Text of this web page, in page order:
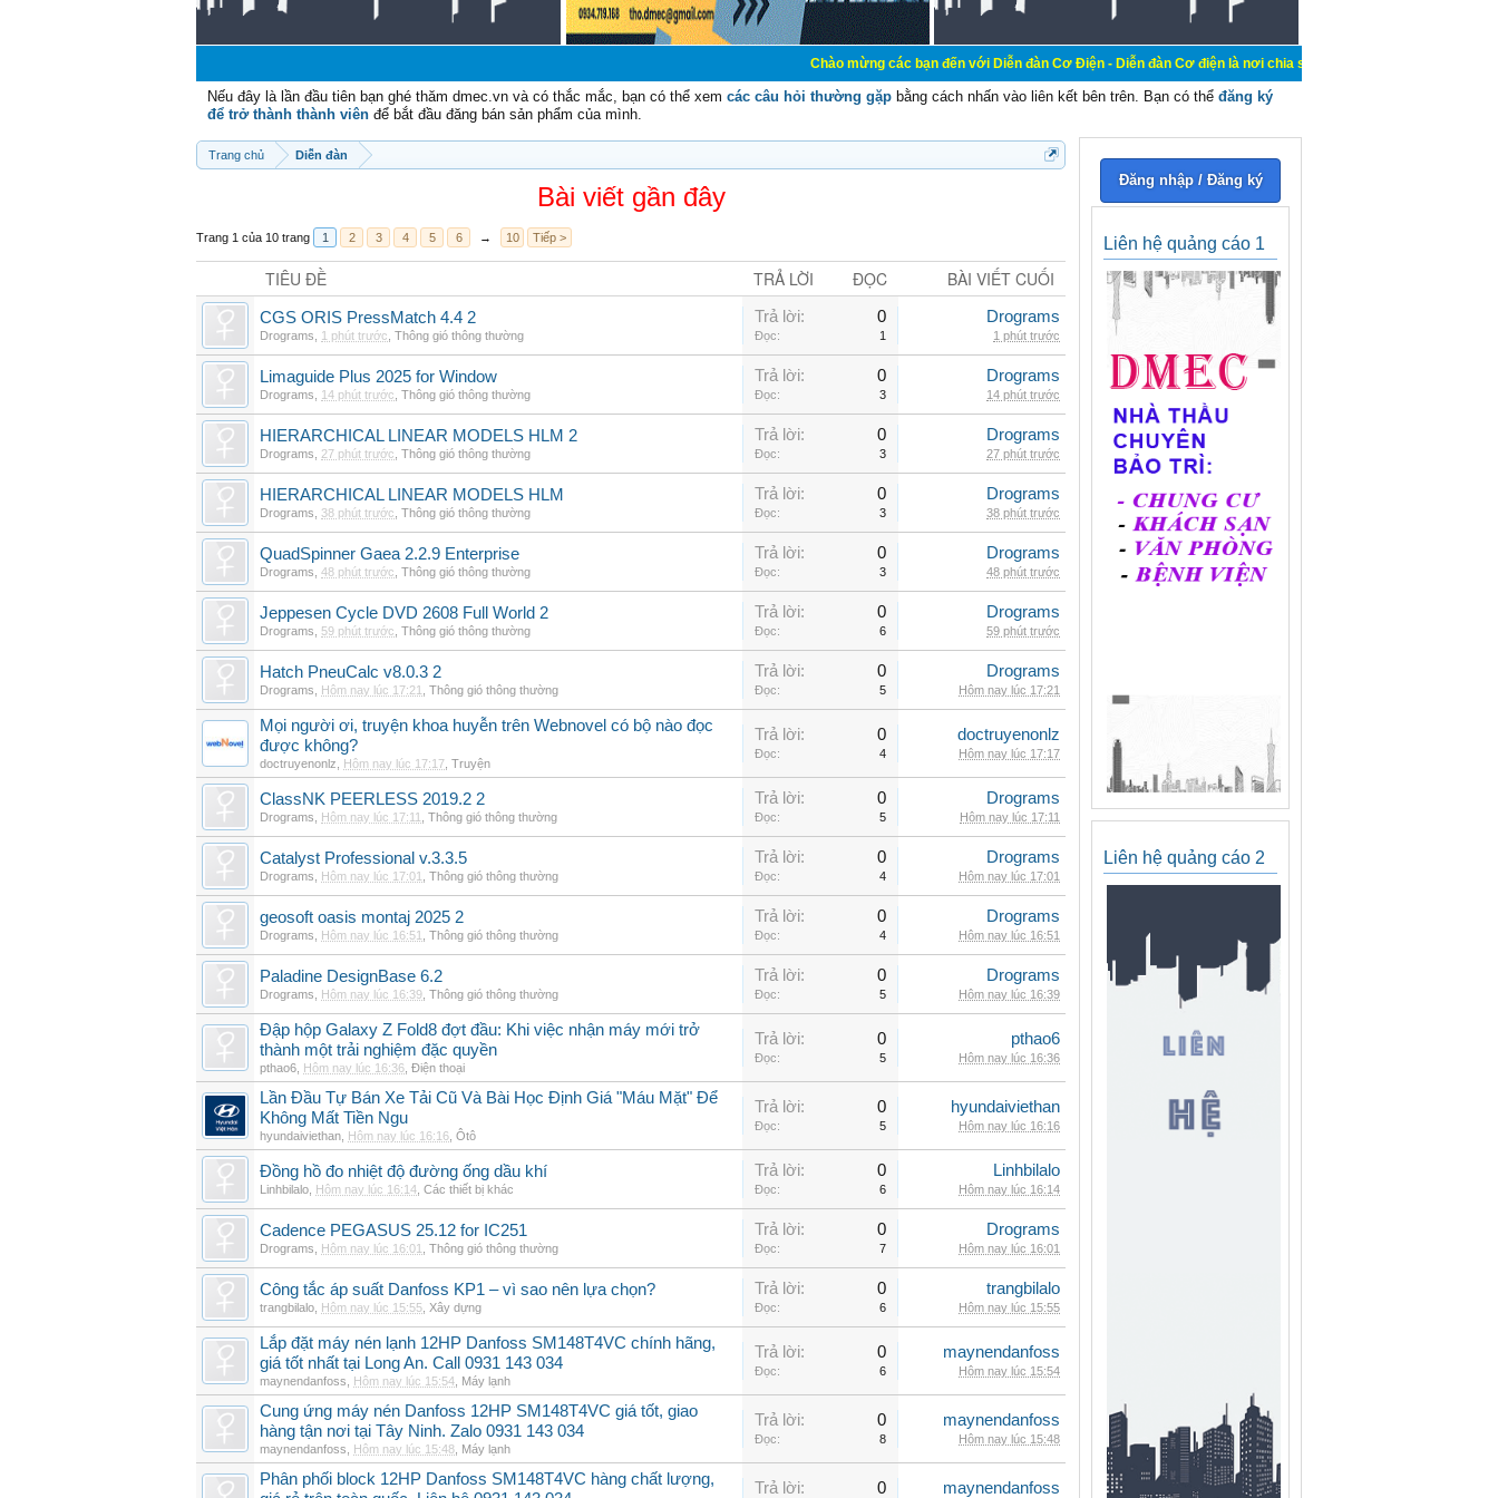
Chào mừng các bạn đến với Diễn đàn Cơ Điện - Diễn đàn Cơ điện là nơi chia sẽ kiến thức kinh nghiệm trong lãnh vực
Nếu đây là lần đầu tiên bạn ghé thăm dmec.vn và có thắc mắc, bạn có thể xem các câu hỏi thường gặp bằng cách nhấn vào liên kết bên trên. Bạn có thể đăng ký
để trở thành thành viên để bắt đầu đăng bán sản phẩm của mình.
Trang chủ Diễn đàn
Bài viết gần đây
Trang 1 của 10 trang 1 2 3 4 5 6 → 10 Tiếp >
TIÊU ĐỀ TRẢ LỜI ĐỌC BÀI VIẾT CUỐI
CGS ORIS PressMatch 4.4 2
Drograms 1 phút trước Thông gió thông thường
Trả lời: 0
Đọc: 1
Drograms
1 phút trước
Limaguide Plus 2025 for Window
Drograms 14 phút trước Thông gió thông thường
Trả lời: 0
Đọc: 3
Drograms
14 phút trước
HIERARCHICAL LINEAR MODELS HLM 2
Drograms 27 phút trước Thông gió thông thường
Trả lời: 0
Đọc: 3
Drograms
27 phút trước
HIERARCHICAL LINEAR MODELS HLM
Drograms 38 phút trước Thông gió thông thường
Trả lời: 0
Đọc: 3
Drograms
38 phút trước
QuadSpinner Gaea 2.2.9 Enterprise
Drograms 48 phút trước Thông gió thông thường
Trả lời: 0
Đọc: 3
Drograms
48 phút trước
Jeppesen Cycle DVD 2608 Full World 2
Drograms 59 phút trước Thông gió thông thường
Trả lời: 0
Đọc: 6
Drograms
59 phút trước
Hatch PneuCalc v8.0.3 2
Drograms Hôm nay lúc 17:21 Thông gió thông thường
Trả lời: 0
Đọc: 5
Drograms
Hôm nay lúc 17:21
Mọi người ơi, truyện khoa huyễn trên Webnovel có bộ nào đọc
được không?
doctruyenonlz Hôm nay lúc 17:17 Truyện
Trả lời: 0
Đọc: 4
doctruyenonlz
Hôm nay lúc 17:17
ClassNK PEERLESS 2019.2 2
Drograms Hôm nay lúc 17:11 Thông gió thông thường
Trả lời: 0
Đọc: 5
Drograms
Hôm nay lúc 17:11
Catalyst Professional v.3.3.5
Drograms Hôm nay lúc 17:01 Thông gió thông thường
Trả lời: 0
Đọc: 4
Drograms
Hôm nay lúc 17:01
geosoft oasis montaj 2025 2
Drograms Hôm nay lúc 16:51 Thông gió thông thường
Trả lời: 0
Đọc: 4
Drograms
Hôm nay lúc 16:51
Paladine DesignBase 6.2
Drograms Hôm nay lúc 16:39 Thông gió thông thường
Trả lời: 0
Đọc: 5
Drograms
Hôm nay lúc 16:39
Đập hộp Galaxy Z Fold8 đợt đầu: Khi việc nhận máy mới trở
thành một trải nghiệm đặc quyền
pthao6 Hôm nay lúc 16:36 Điện thoại
Trả lời: 0
Đọc: 5
pthao6
Hôm nay lúc 16:36
Lần Đầu Tự Bán Xe Tải Cũ Và Bài Học Định Giá "Máu Mặt" Để
Không Mất Tiền Ngu
hyundaiviethan Hôm nay lúc 16:16 Ôtô
Trả lời: 0
Đọc: 5
hyundaiviethan
Hôm nay lúc 16:16
Đồng hồ đo nhiệt độ đường ống dầu khí
Linhbilalo Hôm nay lúc 16:14 Các thiết bị khác
Trả lời: 0
Đọc: 6
Linhbilalo
Hôm nay lúc 16:14
Cadence PEGASUS 25.12 for IC251
Drograms Hôm nay lúc 16:01 Thông gió thông thường
Trả lời: 0
Đọc: 7
Drograms
Hôm nay lúc 16:01
Công tắc áp suất Danfoss KP1 – vì sao nên lựa chọn?
trangbilalo Hôm nay lúc 15:55 Xây dựng
Trả lời: 0
Đọc: 6
trangbilalo
Hôm nay lúc 15:55
Lắp đặt máy nén lạnh 12HP Danfoss SM148T4VC chính hãng,
giá tốt nhất tại Long An. Call 0931 143 034
maynendanfoss Hôm nay lúc 15:54 Máy lạnh
Trả lời: 0
Đọc: 6
maynendanfoss
Hôm nay lúc 15:54
Cung ứng máy nén Danfoss 12HP SM148T4VC giá tốt, giao
hàng tận nơi tại Tây Ninh. Zalo 0931 143 034
maynendanfoss Hôm nay lúc 15:48 Máy lạnh
Trả lời: 0
Đọc: 8
maynendanfoss
Hôm nay lúc 15:48
Phân phối block 12HP Danfoss SM148T4VC hàng chất lượng,
Trả lời: 0 maynendanfoss
Đăng nhập / Đăng ký
Liên hệ quảng cáo 1
Liên hệ quảng cáo 2